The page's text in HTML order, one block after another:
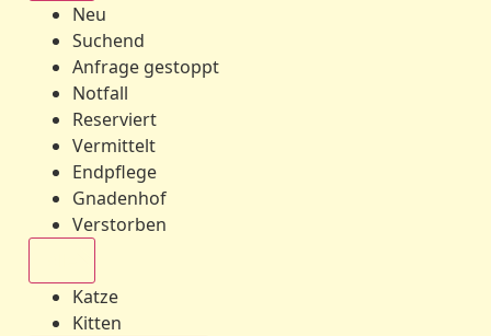
Neu
Suchend
Anfrage gestoppt
Notfall
Reserviert
Vermittelt
Endpflege
Gnadenhof
Verstorben
Katze
Kitten